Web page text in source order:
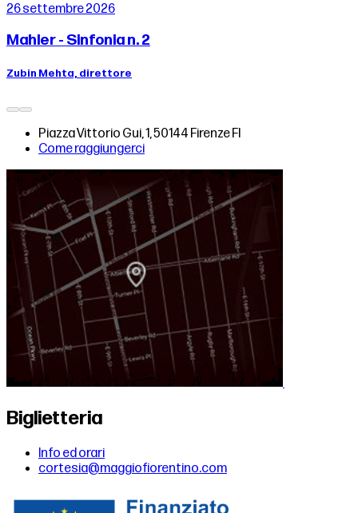
26 settembre 2026
Mahler - Sinfonia n. 2
Zubin Mehta, direttore
Piazza Vittorio Gui, 1, 50144 Firenze FI
Come raggiungerci
Biglietteria
Info ed orari
cortesia@maggiofiorentino.com